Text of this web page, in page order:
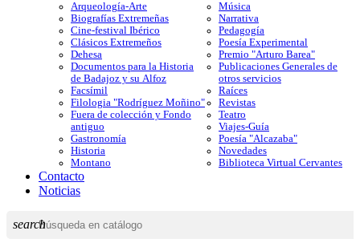
Arqueología-Arte
Biografías Extremeñas
Cine-festival Ibérico
Clásicos Extremeños
Dehesa
Documentos para la Historia
de Badajoz y su Alfoz
Facsímil
Filologia "Rodríguez Moñino"
Fuera de colección y Fondo
antiguo
Gastronomía
Historia
Montano
Música
Narrativa
Pedagogía
Poesía Experimental
Premio "Arturo Barea"
Publicaciones Generales de
otros servicios
Raíces
Revistas
Teatro
Viajes-Guía
Poesía "Alcazaba"
Novedades
Biblioteca Virtual Cervantes
Contacto
Noticias
search